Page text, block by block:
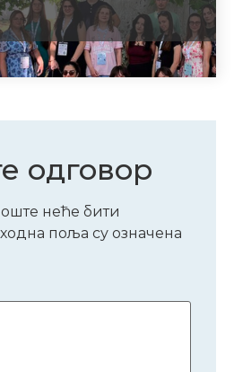
одговор
неће бити
поља су означена